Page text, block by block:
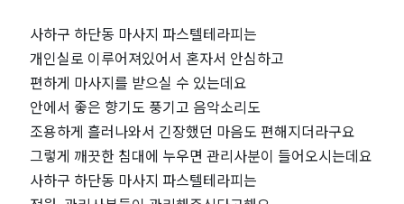
추
천
｜
마
사하구 하단동 마사지 파스텔테라피는
개인실로 이루어져있어서 혼자서 안심하고
편하게 마사지를 받으실 수 있는데요
안에서 좋은 향기도 풍기고 음악소리도
조용하게 흘러나와서 긴장했던 마음도 편해지더라구요
그렇게 깨끗한 침대에 누우면 관리사분이 들어오시는데요
사하구 하단동 마사지 파스텔테라피는